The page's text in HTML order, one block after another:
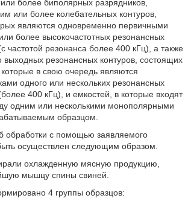
или более биполярных разрядников,
или более колебательных контуров,
являются одновременно первичными
более высокочастотных резонансных
частотой резонанса более 400 кГц), а также
выходных резонансных контуров, состоящих
которые в свою очередь являются
одного или нескольких резонансных
400 кГц), и емкостей, в которые входят
одним или несколькими монополярными
образцом.
обработки с помощью заявляемого
осуществлен следующим образом.
охлажденную мясную продукцию,
мышцу спины свиней.
4 группы образцов: